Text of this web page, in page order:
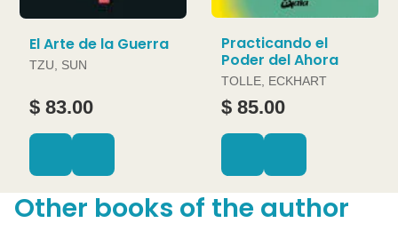
El Arte de la Guerra
TZU, SUN
$ 83.00
Practicando el
Poder del Ahora
TOLLE, ECKHART
$ 85.00
Other books of the author